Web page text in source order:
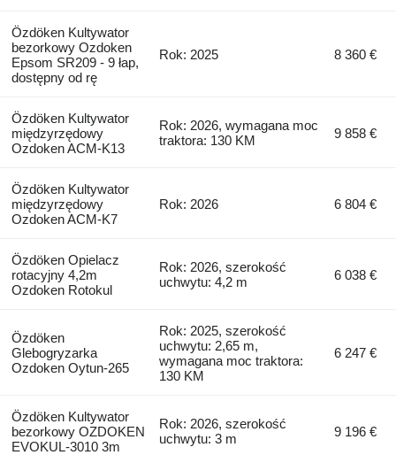
Özdöken Kultywator
bezorkowy Ozdoken
Epsom SR209 - 9 łap,
dostępny od rę
Rok: 2025 8 360 €
Özdöken Kultywator
międzyrzędowy
Ozdoken ACM-K13
Rok: 2026, wymagana moc
traktora: 130 KM
9 858 €
Özdöken Kultywator
międzyrzędowy
Ozdoken ACM-K7
Rok: 2026 6 804 €
Özdöken Opielacz
rotacyjny 4,2m
Ozdoken Rotokul
Rok: 2026, szerokość
uchwytu: 4,2 m
6 038 €
Özdöken
Glebogryzarka
Ozdoken Oytun-265
Rok: 2025, szerokość
uchwytu: 2,65 m,
wymagana moc traktora:
130 KM
6 247 €
Özdöken Kultywator
bezorkowy OZDOKEN
EVOKUL-3010 3m
Rok: 2026, szerokość
uchwytu: 3 m
9 196 €